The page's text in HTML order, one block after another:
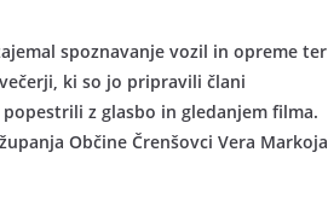
spoznavanje vozil in opreme ter
ki so jo pripravili člani
z glasbo in gledanjem filma.
Občine Črenšovci Vera Markoja